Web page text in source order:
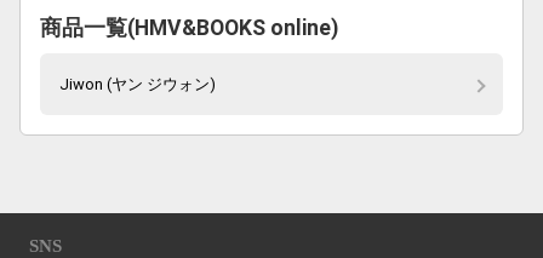
商品一覧(HMV&BOOKS online)
Jiwon (ヤン ジウォン)
SNS